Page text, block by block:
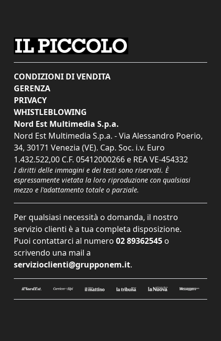
CONDIZIONI DI VENDITA
GERENZA
PRIVACY
WHISTLEBLOWING
Nord Est Multimedia S.p.a.
Nord Est Multimedia S.p.a. - Via Alessandro Poerio,
34, 30171 Venezia (VE). Cap. Soc. i.v. Euro
1.432.522,00 C.F. 05412000266 e REA VE-454332
I diritti delle immagini e dei testi sono riservati. È
espressamente vietata la loro riproduzione con qualsiasi
mezzo e l'adattamento totale o parziale.
Per qualsiasi necessità o domanda, il nostro
servizio clienti è a tua completa disposizione.
Puoi contattarci al numero 02 89362545 o
scrivendo una mail a
servizioclienti@grupponem.it.